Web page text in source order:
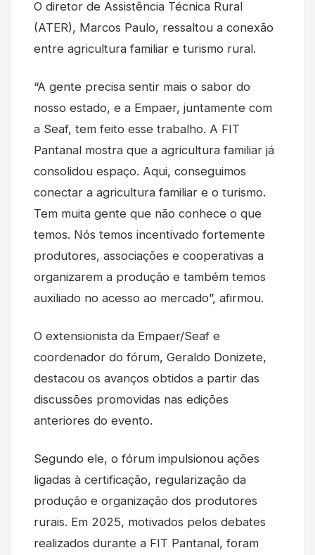
O diretor de Assistência Técnica Rural
(ATER), Marcos Paulo, ressaltou a conexão
entre agricultura familiar e turismo rural.
“A gente precisa sentir mais o sabor do
nosso estado, e a Empaer, juntamente com
a Seaf, tem feito esse trabalho. A FIT
Pantanal mostra que a agricultura familiar já
consolidou espaço. Aqui, conseguimos
conectar a agricultura familiar e o turismo.
Tem muita gente que não conhece o que
temos. Nós temos incentivado fortemente
produtores, associações e cooperativas a
organizarem a produção e também temos
auxiliado no acesso ao mercado”, afirmou.
O extensionista da Empaer/Seaf e
coordenador do fórum, Geraldo Donizete,
destacou os avanços obtidos a partir das
discussões promovidas nas edições
anteriores do evento.
Segundo ele, o fórum impulsionou ações
ligadas à certificação, regularização da
produção e organização dos produtores
rurais. Em 2025, motivados pelos debates
realizados durante a FIT Pantanal, foram